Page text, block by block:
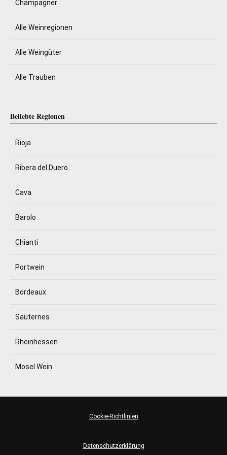
Champagner
Alle Weinregionen
Alle Weingüter
Alle Trauben
Beliebte Regionen
Rioja
Ribera del Duero
Cava
Barolo
Chianti
Portwein
Bordeaux
Sauternes
Rheinhessen
Mosel Wein
Datenschutzerklärung
Cookie-Richtlinien